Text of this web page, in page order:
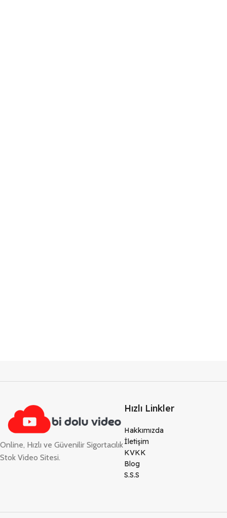
Online, Hızlı ve Güvenilir Sigortacılık
Stok Video Sitesi.
Hızlı Linkler
Hakkımızda
İletişim
KVKK
Blog
S.S.S